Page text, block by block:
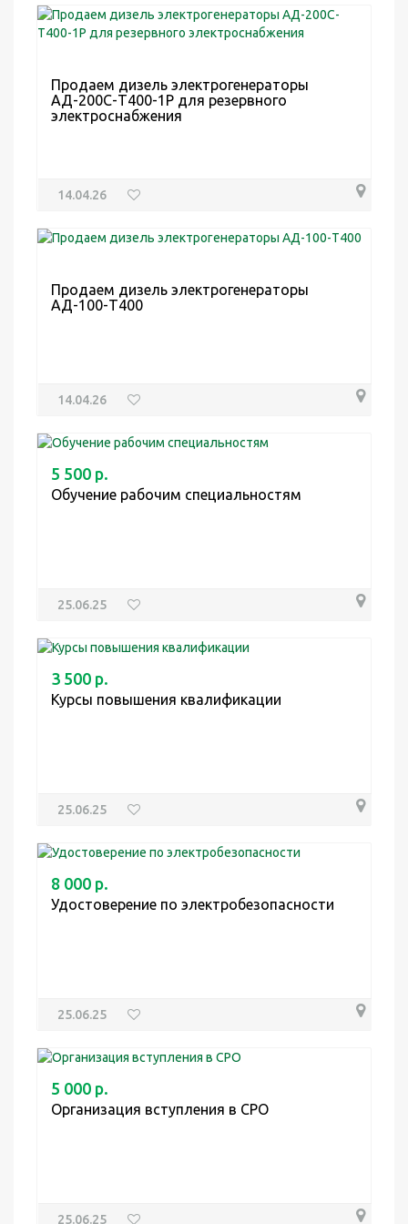
Продаем дизель электрогенераторы
АД-200С-Т400-1Р для резервного
электроснабжения
14.04.26
Продаем дизель электрогенераторы
АД-100-Т400
14.04.26
5 500 р.
Обучение рабочим специальностям
25.06.25
3 500 р.
Курсы повышения квалификации
25.06.25
8 000 р.
Удостоверение по электробезопасности
25.06.25
5 000 р.
Организация вступления в СРО
25.06.25